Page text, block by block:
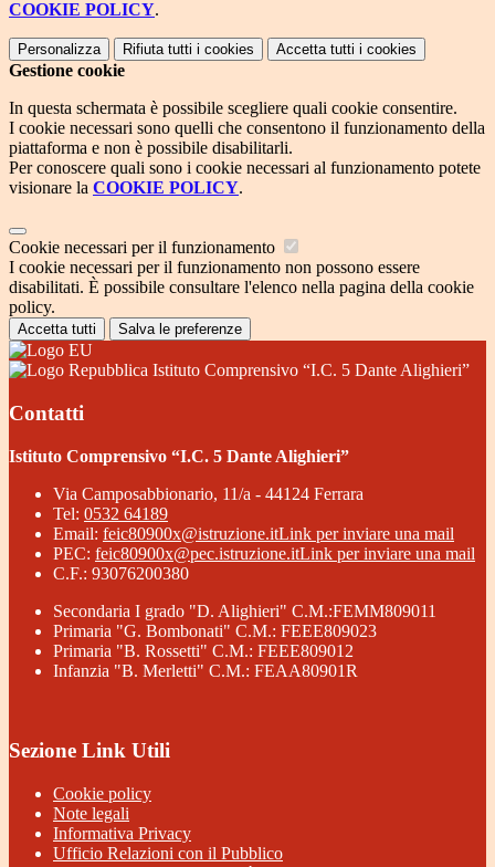
COOKIE POLICY.
Personalizza Rifiuta tutti i cookies Accetta tutti i cookies
Gestione cookie
In questa schermata è possibile scegliere quali cookie consentire.
I cookie necessari sono quelli che consentono il funzionamento della
piattaforma e non è possibile disabilitarli.
Per conoscere quali sono i cookie necessari al funzionamento potete
visionare la COOKIE POLICY.
Cookie necessari per il funzionamento
I cookie necessari per il funzionamento non possono essere
disabilitati. È possibile consultare l'elenco nella pagina della cookie
policy.
Accetta tutti Salva le preferenze
Istituto Comprensivo “I.C. 5 Dante Alighieri”
Contatti
Istituto Comprensivo “I.C. 5 Dante Alighieri”
Via Camposabbionario, 11/a - 44124 Ferrara
Tel: 0532 64189
Email: feic80900x@istruzione.itLink per inviare una mail
PEC: feic80900x@pec.istruzione.itLink per inviare una mail
C.F.: 93076200380
Secondaria I grado "D. Alighieri" C.M.:FEMM809011
Primaria "G. Bombonati" C.M.: FEEE809023
Primaria "B. Rossetti" C.M.: FEEE809012
Infanzia "B. Merletti" C.M.: FEAA80901R
Sezione Link Utili
Cookie policy
Note legali
Informativa Privacy
Ufficio Relazioni con il Pubblico